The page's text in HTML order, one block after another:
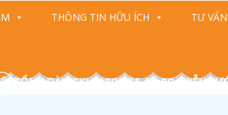
THÔNG TIN HỮU ÍCH TƯ VẤN
TỔNG ĐÀI CSKH: 1800-55-88-89 (MIỄN